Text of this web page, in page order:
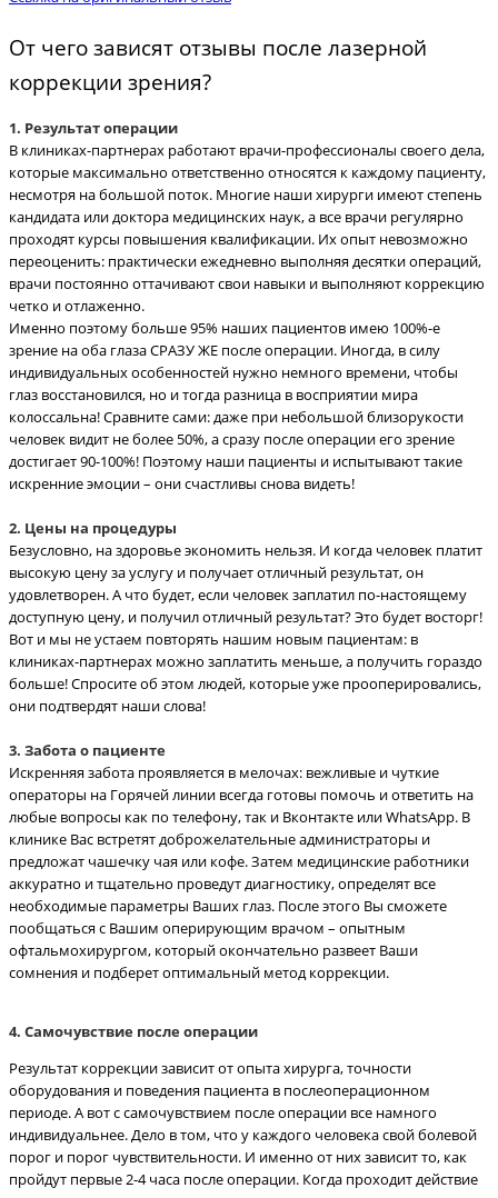
От чего зависят отзывы после лазерной
коррекции зрения?
1. Результат операции
В клиниках-партнерах работают врачи-профессионалы своего дела,
которые максимально ответственно относятся к каждому пациенту,
несмотря на большой поток. Многие наши хирурги имеют степень
кандидата или доктора медицинских наук, а все врачи регулярно
проходят курсы повышения квалификации. Их опыт невозможно
переоценить: практически ежедневно выполняя десятки операций,
врачи постоянно оттачивают свои навыки и выполняют коррекцию
четко и отлаженно.
Именно поэтому больше 95% наших пациентов имею 100%-е
зрение на оба глаза СРАЗУ ЖЕ после операции. Иногда, в силу
индивидуальных особенностей нужно немного времени, чтобы
глаз восстановился, но и тогда разница в восприятии мира
колоссальна! Сравните сами: даже при небольшой близорукости
человек видит не более 50%, а сразу после операции его зрение
достигает 90-100%! Поэтому наши пациенты и испытывают такие
искренние эмоции – они счастливы снова видеть!
2. Цены на процедуры
Безусловно, на здоровье экономить нельзя. И когда человек платит
высокую цену за услугу и получает отличный результат, он
удовлетворен. А что будет, если человек заплатил по-настоящему
доступную цену, и получил отличный результат? Это будет восторг!
Вот и мы не устаем повторять нашим новым пациентам: в
клиниках-партнерах можно заплатить меньше, а получить гораздо
больше! Спросите об этом людей, которые уже прооперировались,
они подтвердят наши слова!
3. Забота о пациенте
Искренняя забота проявляется в мелочах: вежливые и чуткие
операторы на Горячей линии всегда готовы помочь и ответить на
любые вопросы как по телефону, так и Вконтакте или WhatsApp. В
клинике Вас встретят доброжелательные администраторы и
предложат чашечку чая или кофе. Затем медицинские работники
аккуратно и тщательно проведут диагностику, определят все
необходимые параметры Ваших глаз. После этого Вы сможете
пообщаться с Вашим оперирующим врачом – опытным
офтальмохирургом, который окончательно развеет Ваши
сомнения и подберет оптимальный метод коррекции.
4. Самочувствие после операции
Результат коррекции зависит от опыта хирурга, точности
оборудования и поведения пациента в послеоперационном
периоде. А вот с самочувствием после операции все намного
индивидуальнее. Дело в том, что у каждого человека свой болевой
порог и порог чувствительности. И именно от них зависит то, как
пройдут первые 2-4 часа после операции. Когда проходит действие